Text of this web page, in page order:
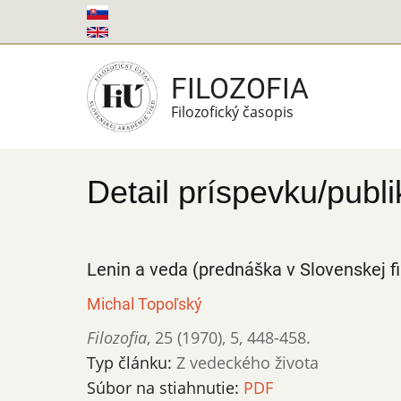
na
FILOZOFIA
Filozofický časopis
Detail príspevku/
Lenin a veda (prednáška v Slovenskej
Michal Topoľský
Filozofia, 25 (1970), 5, 448-458.
Typ článku: Z vedeckého života
Súbor na stiahnutie: PDF